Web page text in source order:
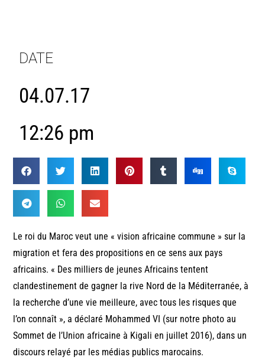
DATE
04.07.17
12:26 pm
Le roi du Maroc veut une « vision africaine commune » sur la
migration et fera des propositions en ce sens aux pays
africains. « Des milliers de jeunes Africains tentent
clandestinement de gagner la rive Nord de la Méditerranée, à
la recherche d’une vie meilleure, avec tous les risques que
l’on connaît », a déclaré Mohammed VI (sur notre photo au
Sommet de l’Union africaine à Kigali en juillet 2016), dans un
discours relayé par les médias publics marocains.